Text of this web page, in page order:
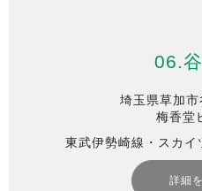
06.
埼玉県草加
梅香堂
東武伊勢崎線・スカ
詳細